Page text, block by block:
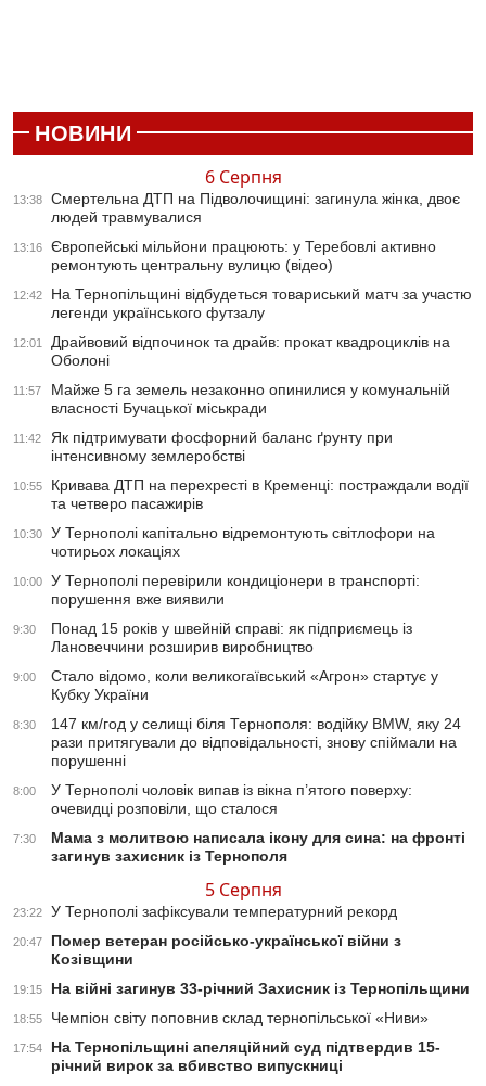
НОВИНИ
6 Серпня
13:38
Смертельна ДТП на Підволочищині: загинула жінка, двоє
людей травмувалися
13:16
Європейські мільйони працюють: у Теребовлі активно
ремонтують центральну вулицю (відео)
12:42
На Тернопільщині відбудеться товариський матч за участю
легенди українського футзалу
12:01
Драйвовий відпочинок та драйв: прокат квадроциклів на
Оболоні
11:57
Майже 5 га земель незаконно опинилися у комунальній
власності Бучацької міськради
11:42
Як підтримувати фосфорний баланс ґрунту при
інтенсивному землеробстві
10:55
Кривава ДТП на перехресті в Кременці: постраждали водії
та четверо пасажирів
10:30
У Тернополі капітально відремонтують світлофори на
чотирьох локаціях
10:00
У Тернополі перевірили кондиціонери в транспорті:
порушення вже виявили
9:30
Понад 15 років у швейній справі: як підприємець із
Лановеччини розширив виробництво
9:00
Стало відомо, коли великогаївський «Агрон» стартує у
Кубку України
8:30
147 км/год у селищі біля Тернополя: водійку BMW, яку 24
рази притягували до відповідальності, знову спіймали на
порушенні
8:00
У Тернополі чоловік випав із вікна п’ятого поверху:
очевидці розповіли, що сталося
7:30
Мама з молитвою написала ікону для сина: на фронті
загинув захисник із Тернополя
5 Серпня
23:22 У Тернополі зафіксували температурний рекорд
20:47
Помер ветеран російсько-української війни з
Козівщини
19:15 На війні загинув 33-річний Захисник із Тернопільщини
18:55 Чемпіон світу поповнив склад тернопільської «Ниви»
17:54
На Тернопільщині апеляційний суд підтвердив 15-
річний вирок за вбивство випускниці